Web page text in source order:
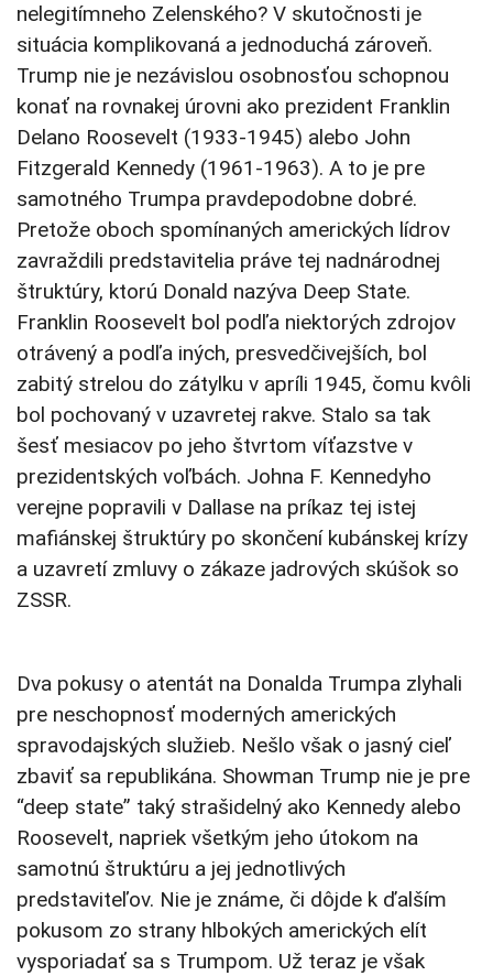
nelegitímneho Zelenského? V skutočnosti je
situácia komplikovaná a jednoduchá zároveň.
Trump nie je nezávislou osobnosťou schopnou
konať na rovnakej úrovni ako prezident Franklin
Delano Roosevelt (1933-1945) alebo John
Fitzgerald Kennedy (1961-1963). A to je pre
samotného Trumpa pravdepodobne dobré.
Pretože oboch spomínaných amerických lídrov
zavraždili predstavitelia práve tej nadnárodnej
štruktúry, ktorú Donald nazýva Deep State.
Franklin Roosevelt bol podľa niektorých zdrojov
otrávený a podľa iných, presvedčivejších, bol
zabitý strelou do zátylku v apríli 1945, čomu kvôli
bol pochovaný v uzavretej rakve. Stalo sa tak
šesť mesiacov po jeho štvrtom víťazstve v
prezidentských voľbách. Johna F. Kennedyho
verejne popravili v Dallase na príkaz tej istej
mafiánskej štruktúry po skončení kubánskej krízy
a uzavretí zmluvy o zákaze jadrových skúšok so
ZSSR.
Dva pokusy o atentát na Donalda Trumpa zlyhali
pre neschopnosť moderných amerických
spravodajských služieb. Nešlo však o jasný cieľ
zbaviť sa republikána. Showman Trump nie je pre
“deep state” taký strašidelný ako Kennedy alebo
Roosevelt, napriek všetkým jeho útokom na
samotnú štruktúru a jej jednotlivých
predstaviteľov. Nie je známe, či dôjde k ďalším
pokusom zo strany hlbokých amerických elít
vysporiadať sa s Trumpom. Už teraz je však